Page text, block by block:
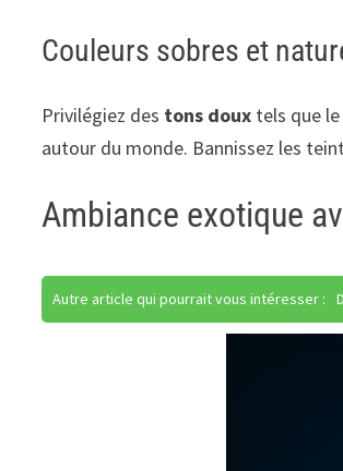
Couleurs sobres et
Privilégiez des tons doux tels que
autour du monde. Bannissez les
Ambiance exotique
Autre article qui pourrait vous intéresser :